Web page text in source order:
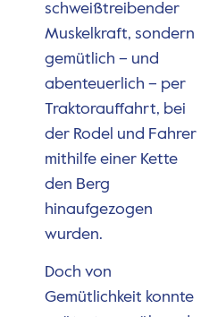
schweißtreibender
Muskelkraft, sondern
gemütlich – und
abenteuerlich – per
Traktorauffahrt, bei
der Rodel und Fahrer
mithilfe einer Kette
den Berg
hinaufgezogen
wurden.
Doch von
Gemütlichkeit konnte